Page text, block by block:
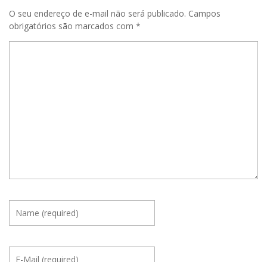
O seu endereço de e-mail não será publicado. Campos
obrigatórios são marcados com *